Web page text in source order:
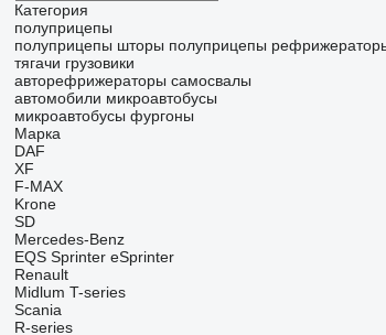
Категория
полуприцепы
полуприцепы шторы полуприцепы
тягачи грузовики
авторефрижераторы самосвалы
автомобили микроавтобусы
микроавтобусы фургоны
Марка
DAF
XF
F-MAX
Krone
SD
Mercedes-Benz
EQS Sprinter eSprinter
Renault
Midlum T-series
Scania
R-series